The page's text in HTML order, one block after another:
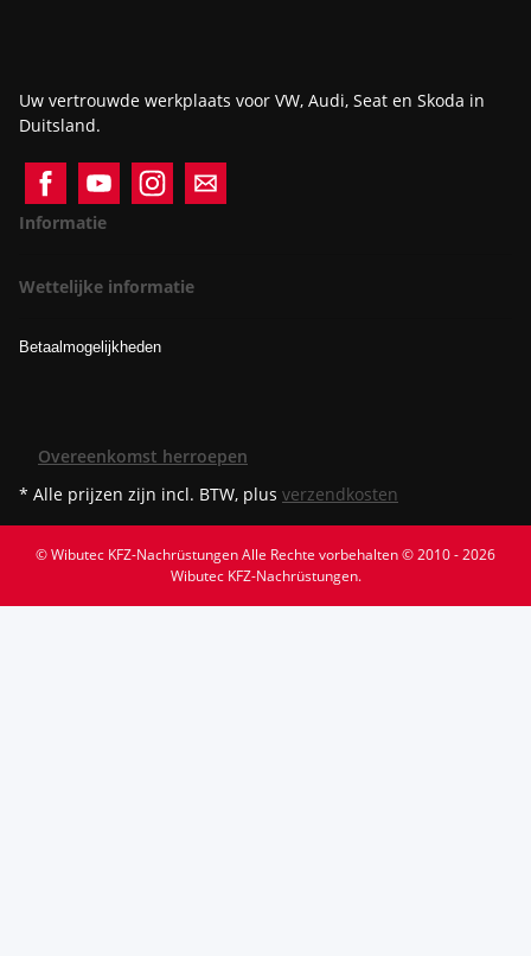
Uw vertrouwde werkplaats voor VW, Audi, Seat en Skoda in
Duitsland.
Informatie
Wettelijke informatie
Betaalmogelijkheden
Overeenkomst herroepen
* Alle prijzen zijn incl. BTW, plus verzendkosten
© Wibutec KFZ-NachrüstungenAlle Rechte vorbehalten © 2010 - 2026
Wibutec KFZ-Nachrüstungen.